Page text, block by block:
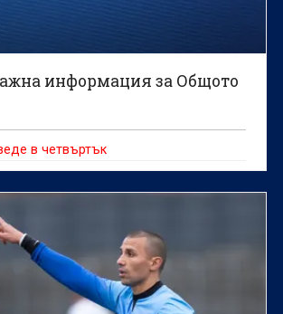
информация за Общото
в четвъртък